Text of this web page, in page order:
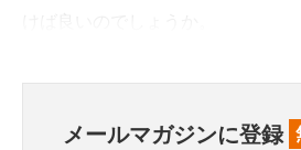
メールマガジンに登録